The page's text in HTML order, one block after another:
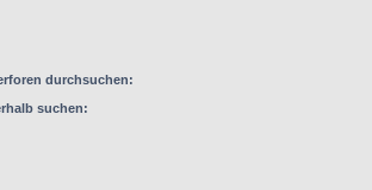
durchsuchen:
suchen: